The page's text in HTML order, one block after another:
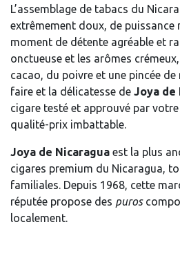
L’assemblage de tabacs du
extrêmement doux, de puissance
moment de détente agréable et
onctueuse et les arômes
cacao, du poivre et une pincée
faire et la délicatesse de Joya de
cigare testé et approuvé par
qualité-prix imbattable.
Joya de Nicaragua est la plus
cigares premium du Nicaragua,
familiales. Depuis 1968, cette
réputée propose des puros
localement.